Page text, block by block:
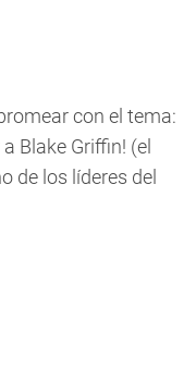
con el tema:
Blake Griffin! (el
de los líderes del